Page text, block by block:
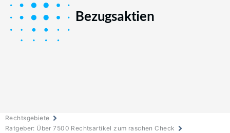
Bezugsaktien
Rechtsgebiete
Ratgeber: Über 7500 Rechtsartikel zum raschen Check